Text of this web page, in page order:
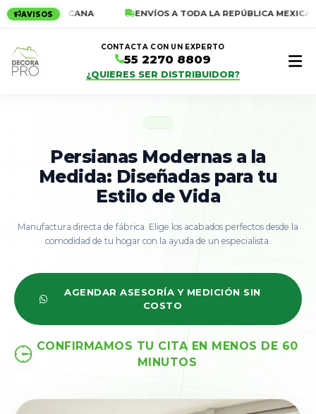
AVISOS
MEXICANA ENVÍOS A TODA LA REPÚBLICA MEXICANA
CONTACTA CON UN EXPERTO
55 2270 8809
¿QUIERES SER DISTRIBUIDOR?
Empieza a escribir para ver resultados
Persianas Modernas a la
Medida: Diseñadas para tu
Estilo de Vida
Manufactura directa de fábrica. Elige los acabados perfectos desde la
comodidad de tu hogar con la ayuda de un especialista.
AGENDAR ASESORÍA Y MEDICIÓN SIN
COSTO
CONFIRMAMOS TU CITA EN MENOS DE 60
MINUTOS